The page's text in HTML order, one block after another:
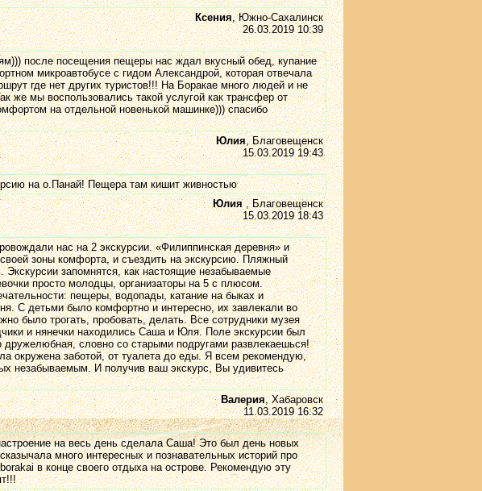
Ксения, Южно-Сахалинск
26.03.2019 10:39
после посещения пещеры нас ждал вкусный обед, купание
микроавтобусе с гидом Александрой, которая отвечала
где нет других туристов!!! На Боракае много людей и не
же мы воспользовались такой услугой как трансфер от
на отдельной новенькой машинке))) спасибо
Юлия, Благовещенск
15.03.2019 19:43
на о.Панай! Пещера там кишит живностью
Юлия, Благовещенск
15.03.2019 18:43
нас на 2 экскурсии. «Филиппинская деревня» и
зоны комфорта, и съездить на экскурсию. Пляжный
запомнятся, как настоящие незабываемые
просто молодцы, организаторы на 5 с плюсом.
пещеры, водопады, катание на быках и
С детьми было комфортно и интересно, их завлекали во
было трогать, пробовать, делать. Все сотрудники музея
и нянечки находились Саша и Юля. Поле экскурсии был
словно со старыми подругами развлекаешься!
окружена заботой, от туалета до еды. Я всем рекомендую,
незабываемым. И получив ваш экскурс, Вы удивитесь
Валерия, Хабаровск
11.03.2019 16:32
на весь день сделала Саша! Это был день новых
много интересных и познавательных историй про
в конце своего отдыха на острове. Рекомендую эту